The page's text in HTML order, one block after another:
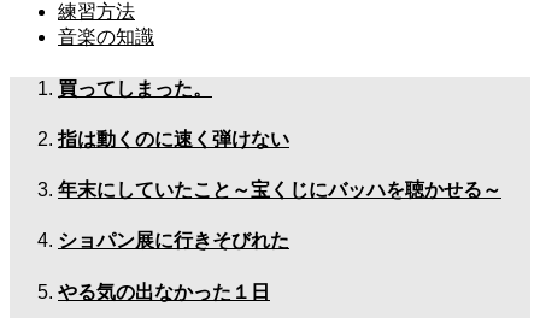
練習方法
音楽の知識
買ってしまった。
指は動くのに速く弾けない
年末にしていたこと～宝くじにバッハを聴かせる～
ショパン展に行きそびれた
やる気の出なかった１日